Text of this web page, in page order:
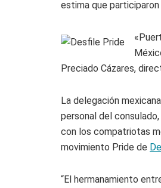
estima que
Preciado Cázares,
La delegación
personal del
con los compatriotas
movimiento Pride de
“El hermanamiento